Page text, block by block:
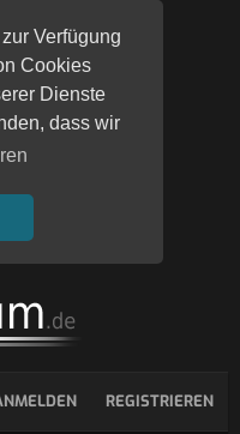
Verfügung
Cookies
Dienste
dass wir
REGISTRIEREN